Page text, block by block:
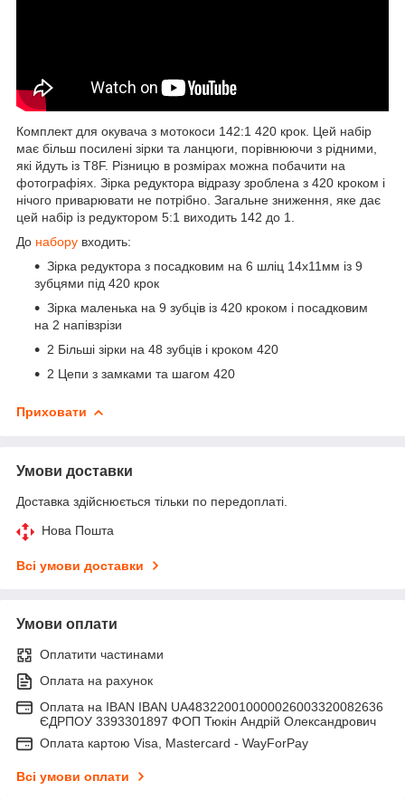
Комплект для окувача з мотокоси 142:1 420 крок. Цей набір
має більш посилені зірки та ланцюги, порівнюючи з рідними,
які йдуть із T8F. Різницю в розмірах можна побачити на
фотографіях. Зірка редуктора відразу зроблена з 420 кроком і
нічого приварювати не потрібно. Загальне зниження, яке дає
цей набір із редуктором 5:1 виходить 142 до 1.
До набору входить:
Зірка редуктора з посадковим на 6 шліц 14х11мм із 9
зубцями під 420 крок
Зірка маленька на 9 зубців із 420 кроком і посадковим
на 2 напівзрізи
2 Більші зірки на 48 зубців і кроком 420
2 Цепи з замками та шагом 420
Приховати
Умови доставки
Доставка здійснюється тільки по передоплаті.
Нова Пошта
Всі умови доставки
Умови оплати
Оплатити частинами
Оплата на рахунок
Оплата на IBAN IBAN UA483220010000026003320082636
ЄДРПОУ 3393301897 ФОП Тюкін Андрій Олександрович
Оплата картою Visa, Mastercard - WayForPay
Всі умови оплати